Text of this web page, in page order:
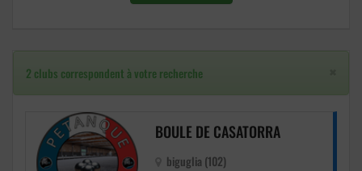
2 clubs correspondent à votre recherche
BOULE DE CASATORRA
biguglia (102)